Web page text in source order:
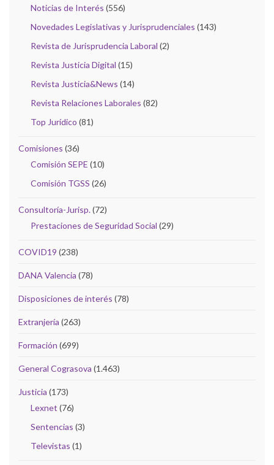
Noticias de Interés (556)
Novedades Legislativas y Jurisprudenciales (143)
Revista de Jurisprudencia Laboral (2)
Revista Justicia Digital (15)
Revista Justicia&News (14)
Revista Relaciones Laborales (82)
Top Jurídico (81)
Comisiones (36)
Comisión SEPE (10)
Comisión TGSS (26)
Consultoría-Jurisp.(72)
Prestaciones de Seguridad Social (29)
COVID19 (238)
DANA Valencia (78)
Disposiciones de interés (78)
Extranjería (263)
Formación (699)
General Cograsova (1.463)
Justicia (173)
Lexnet (76)
Sentencias (3)
Televistas (1)